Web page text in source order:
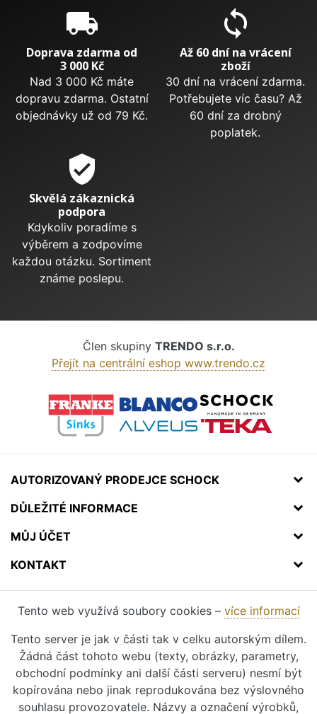
local_shipping
Doprava zdarma od
3 000 Kč
Nad 3 000 Kč máte
dopravu zdarma. Ostatní
objednávky už od 79 Kč.
sync
Až 60 dní na vrácení
zboží
30 dní na vrácení zdarma.
Potřebujete víc času? Až
60 dní za drobný
poplatek.
verified_user
Skvělá zákaznická
podpora
Kdykoliv poradíme s
výběrem a zodpovíme
každou otázku. Sortiment
známe poslepu.
Člen skupiny TRENDO s.r.o.
Přejít na centrální eshop www.trendo.cz
AUTORIZOVANÝ PRODEJCE SCHOCK
DŮLEŽITÉ INFORMACE
MŮJ ÚČET
KONTAKT
Tento web využívá soubory cookies – více informací
Tento server je jak v části tak v celku autorským dílem.
Žádná část tohoto webu (texty, obrázky, parametry,
obchodní podmínky ani další části serveru) nesmí být
kopírována nebo jinak reprodukována bez výslovného
souhlasu provozovatele. Názvy a označení výrobků,